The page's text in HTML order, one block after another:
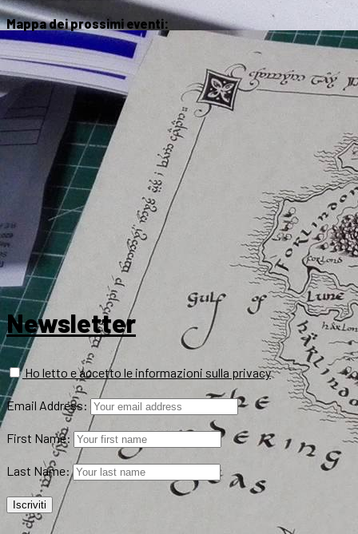
Mappa dei prossimi eventi:
Newsletter
Ho letto e accetto le informazioni sulla privacy
Email Address:
First Name:
Last Name: